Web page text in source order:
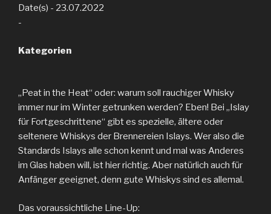
Date(s) - 23.07.2022
-
Kategorien
„Peat in the Heat“ oder: warum soll rauchiger Whisky
immer nur im Winter getrunken werden? Eben! Bei „Islay
für Fortgeschrittene“ gibt es spezielle, ältere oder
seltenere Whiskys der Brennereien Islays. Wer also die
Standards Islays alle schon kennt und mal was Anderes
im Glas haben will, ist hier richtig. Aber natürlich auch für
Anfänger geeignet, denn gute Whiskys sind es allemal.
Das voraussichtliche Line-Up: